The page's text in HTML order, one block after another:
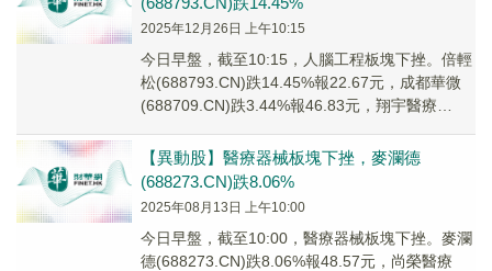
2025年12月26日 上午10:15
今日早盤，截至10:15，人腦工程板塊下挫。倍輕
松(688793.CN)跌14.45%報22.67元，成都華微
(688709.CN)跌3.44%報46.83元，翔宇醫療
【異動股】醫療器械板塊下挫，麥瀾德
(688273.CN)跌8.06%
2025年08月13日 上午10:00
今日早盤，截至10:00，醫療器械板塊下挫。麥瀾
德(688273.CN)跌8.06%報48.57元，尚榮醫療